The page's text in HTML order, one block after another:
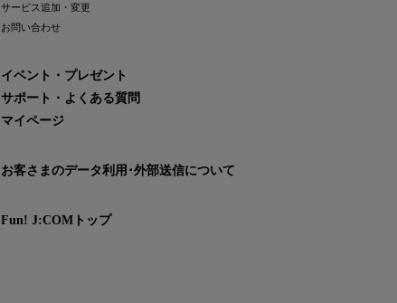
サービス追加・変更
お問い合わせ
イベント・プレゼント
サポート・よくある質問
マイページ
お客さまのデータ利用･外部送信について
Fun! J:COMトップ